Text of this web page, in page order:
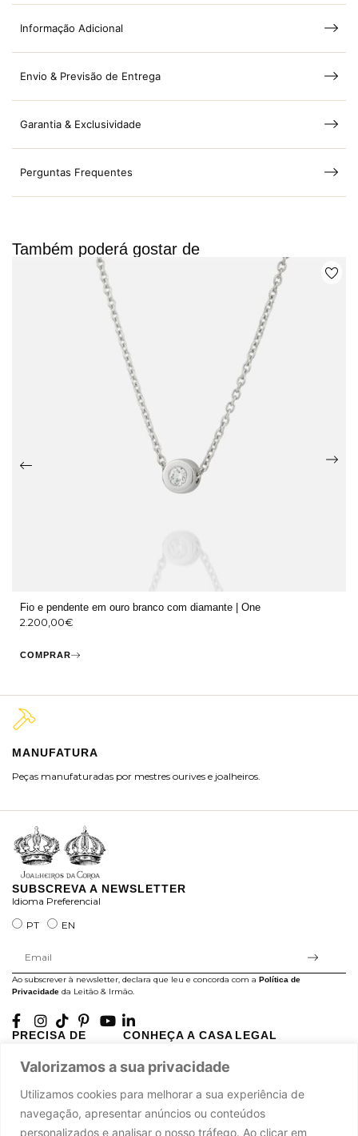
Valorizamos a sua privacidade
Utilizamos cookies para melhorar a sua experiência de
navegação, apresentar anúncios ou conteúdos
personalizados e analisar o nosso tráfego. Ao clicar em
Informação Adicional
Envio & Previsão de Entrega
Garantia & Exclusividade
Perguntas Frequentes
Também poderá gostar de
Fio e pendente em ouro branco com diamante | One
2.200,00€
COMPRAR
MANUFATURA
Peças manufaturadas por mestres ourives e joalheiros.
SUBSCREVA A NEWSLETTER
Idioma Preferencial
PT
EN
Ao subscrever à newsletter, declara que leu e concorda com a Política de
Privacidade da Leitão & Irmão.
PRECISA DE
A minha conta
CONHEÇA A CASA
História
LEGAL
Termos e Condições
Livro de Reclamações